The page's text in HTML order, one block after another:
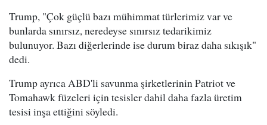
Trump, "Çok güçlü bazı mühimmat türlerimiz var ve
bunlarda sınırsız, neredeyse sınırsız tedarikimiz
bulunuyor. Bazı diğerlerinde ise durum biraz daha sıkışık"
dedi.
Trump ayrıca ABD'li savunma şirketlerinin Patriot ve
Tomahawk füzeleri için tesisler dahil daha fazla üretim
tesisi inşa ettiğini söyledi.